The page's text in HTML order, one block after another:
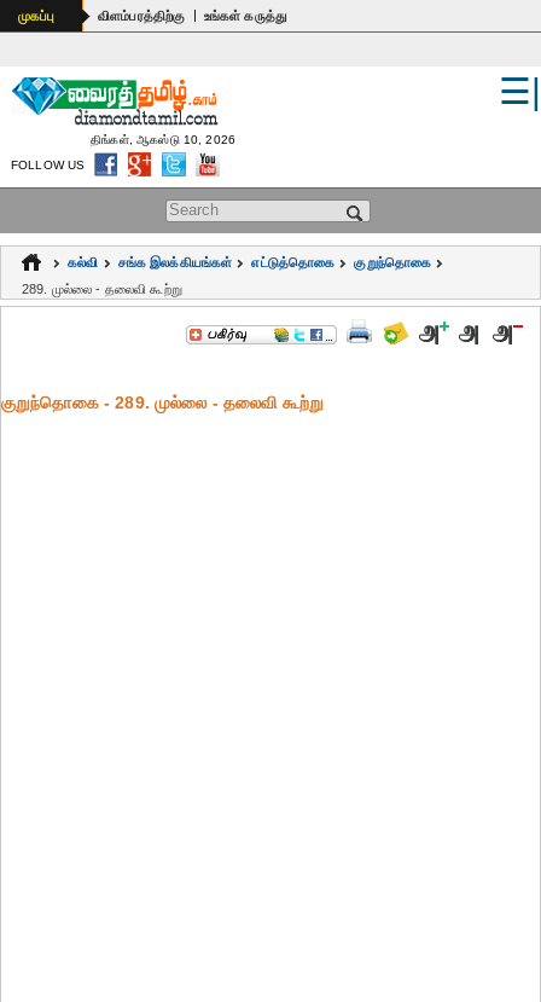
உலகம்
பொதுஅறிவு
கல்வி
ஆன்மிகம்
முகப்பு விளம்பரத்திற்கு | உங்கள் கருத்து
Search form
☰|
திங்கள், ஆகஸ்டு 10, 2026
FOLLOW US
கல்வி சங்க இலக்கியங்கள் எட்டுத்தொகை
குறுந்தொகை
289. முல்லை - தலைவி கூற்று
குறுந்தொகை - 289. முல்லை - தலைவி கூற்று